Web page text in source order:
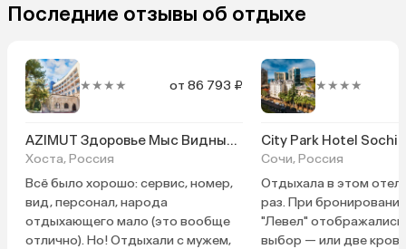
Последние отзывы об отдыхе
★★★★ от 86 793 ₽
AZIMUT Здоровье Мыс Видный Санаторий
Хоста, Россия
Всё было хорошо: сервис, номер,
вид, персонал, народа
отдыхающего мало (это вообще
отлично). Но! Отдыхали с мужем,
★★★★
City Park Hotel Sochi
Сочи, Россия
Отдыхала в этом
раз. При
"Левел"
выбор — или две